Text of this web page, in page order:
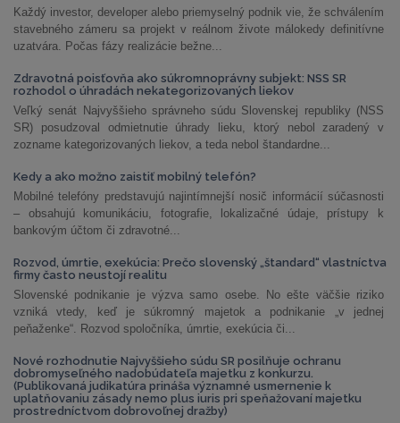
Každý investor, developer alebo priemyselný podnik vie, že schválením
stavebného zámeru sa projekt v reálnom živote málokedy definitívne
uzatvára. Počas fázy realizácie bežne...
Zdravotná poisťovňa ako súkromnoprávny subjekt: NSS SR
rozhodol o úhradách nekategorizovaných liekov
Veľký senát Najvyššieho správneho súdu Slovenskej republiky (NSS
SR) posudzoval odmietnutie úhrady lieku, ktorý nebol zaradený v
zozname kategorizovaných liekov, a teda nebol štandardne...
Kedy a ako možno zaistiť mobilný telefón?
Mobilné telefóny predstavujú najintímnejší nosič informácií súčasnosti
– obsahujú komunikáciu, fotografie, lokalizačné údaje, prístupy k
bankovým účtom či zdravotné...
Rozvod, úmrtie, exekúcia: Prečo slovenský „štandard“ vlastníctva
firmy často neustojí realitu
Slovenské podnikanie je výzva samo osebe. No ešte väčšie riziko
vzniká vtedy, keď je súkromný majetok a podnikanie „v jednej
peňaženke“. Rozvod spoločníka, úmrtie, exekúcia či...
Nové rozhodnutie Najvyššieho súdu SR posilňuje ochranu
dobromyseľného nadobúdateľa majetku z konkurzu.
(Publikovaná judikatúra prináša významné usmernenie k
uplatňovaniu zásady nemo plus iuris pri speňažovaní majetku
prostredníctvom dobrovoľnej dražby)